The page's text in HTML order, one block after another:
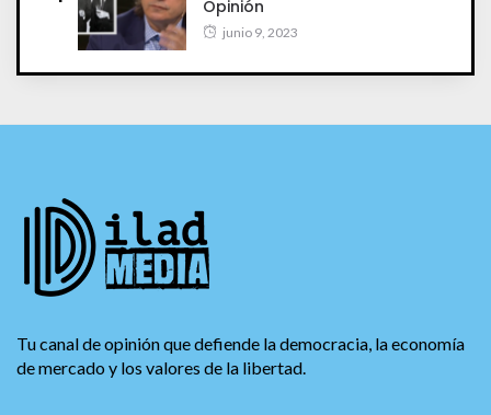
Opinión
junio 9, 2023
Tu canal de opinión que defiende la democracia, la economía
de mercado y los valores de la libertad.